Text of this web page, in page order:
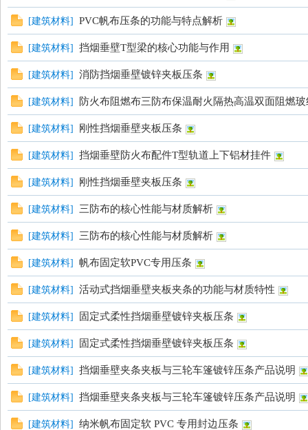
[建筑材料] PVC帆布压条的功能与特点解析
[建筑材料] 挡烟垂壁T型梁的核心功能与作用
[建筑材料] 消防挡烟垂壁镀锌夹板压条
[建筑材料] 防火布阻燃布三防布保温耐火隔热高温双面阻燃
[建筑材料] 刚性挡烟垂壁夹板压条
[建筑材料] 挡烟垂壁防火布配件T型轨道上下铝材挂件
[建筑材料] 刚性挡烟垂壁夹板压条
[建筑材料] 三防布的核心性能与材质解析
[建筑材料] 三防布的核心性能与材质解析
[建筑材料] 帆布固定软PVC专用压条
[建筑材料] 活动式挡烟垂壁夹板夹条的功能与材质特性
[建筑材料] 固定式柔性挡烟垂壁镀锌夹板压条
[建筑材料] 固定式柔性挡烟垂壁镀锌夹板压条
[建筑材料] 挡烟垂壁夹条夹板与三轮车篷镀锌压条产品说明
[建筑材料] 挡烟垂壁夹条夹板与三轮车篷镀锌压条产品说明
[建筑材料] 纳米帆布固定软 PVC 专用封边压条